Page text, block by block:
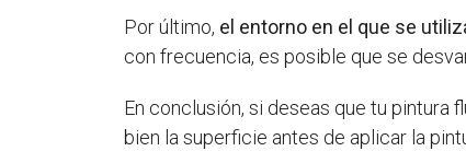
Por último, el entorno en el que se
con frecuencia, es posible que se
En conclusión, si deseas que tu pintura
bien la superficie antes de aplicar la